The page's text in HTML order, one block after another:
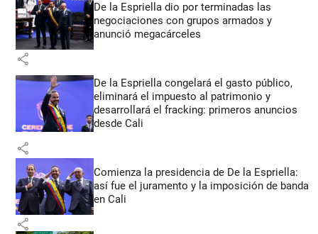
De la Espriella dio por terminadas las
negociaciones con grupos armados y
anunció megacárceles
share
De la Espriella congelará el gasto público,
eliminará el impuesto al patrimonio y
desarrollará el fracking: primeros anuncios
desde Cali
share
Comienza la presidencia de De la Espriella:
así fue el juramento y la imposición de banda
en Cali
share